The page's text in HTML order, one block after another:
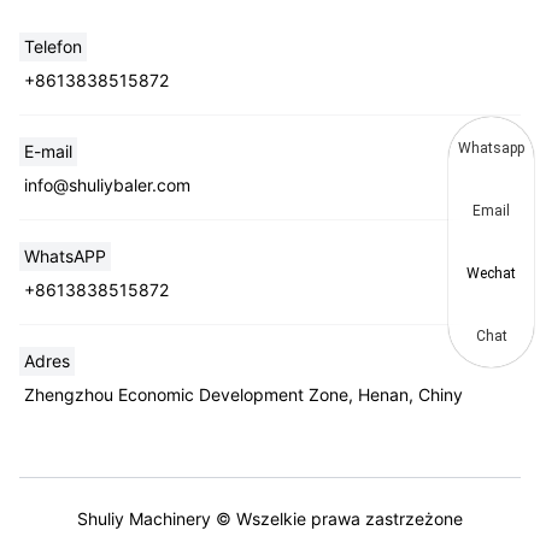
Telefon
+8613838515872
E-mail
info@shuliybaler.com
WhatsAPP
+8613838515872
Adres
Zhengzhou Economic Development Zone, Henan, Chiny
Shuliy Machinery © Wszelkie prawa zastrzeżone
Whatsapp
Email
Wechat
Chat